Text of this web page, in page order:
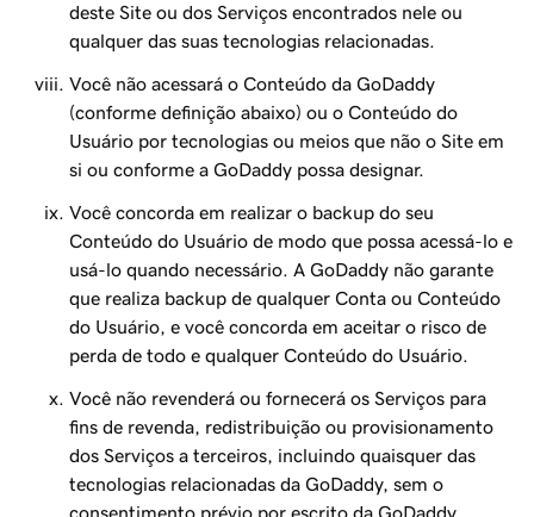
deste Site ou dos Serviços encontrados nele ou
qualquer das suas tecnologias relacionadas.
Você não acessará o Conteúdo da GoDaddy
(conforme definição abaixo) ou o Conteúdo do
Usuário por tecnologias ou meios que não o Site em
si ou conforme a GoDaddy possa designar.
Você concorda em realizar o backup do seu
Conteúdo do Usuário de modo que possa acessá-lo e
usá-lo quando necessário. A GoDaddy não garante
que realiza backup de qualquer Conta ou Conteúdo
do Usuário, e você concorda em aceitar o risco de
perda de todo e qualquer Conteúdo do Usuário.
Você não revenderá ou fornecerá os Serviços para
fins de revenda, redistribuição ou provisionamento
dos Serviços a terceiros, incluindo quaisquer das
tecnologias relacionadas da GoDaddy, sem o
consentimento prévio por escrito da GoDaddy.